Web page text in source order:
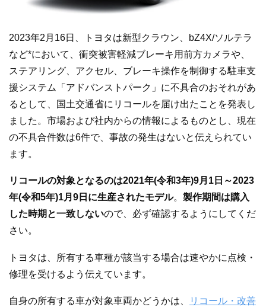
2023年2月16日、トヨタは新型クラウン、bZ4X/ソルテラ
など*において、衝突被害軽減ブレーキ用前方カメラや、
ステアリング、アクセル、ブレーキ操作を制御する駐車支
援システム「アドバンストパーク」に不具合のおそれがあ
るとして、国土交通省にリコールを届け出たことを発表し
ました。市場および社内からの情報によるものとし、現在
の不具合件数は6件で、事故の発生はないと伝えられてい
ます。
リコールの対象となるのは2021年(令和3年)9月1日～2023
年(令和5年)1月9日に生産されたモデル。 製作期間は購入
した時期と一致しないので、必ず確認するようにしてくだ
さい。
トヨタは、所有する車種が該当する場合は速やかに点検・
修理を受けるよう伝えています。
自身の所有する車が対象車両かどうかは、
リコール・改善